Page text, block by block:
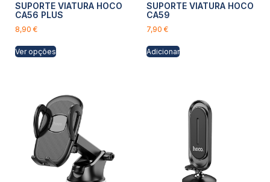
SUPORTE VIATURA HOCO
CA56 PLUS
8,90 €
Ver opções
SUPORTE VIATURA HOCO
CA59
7,90 €
Adicionar